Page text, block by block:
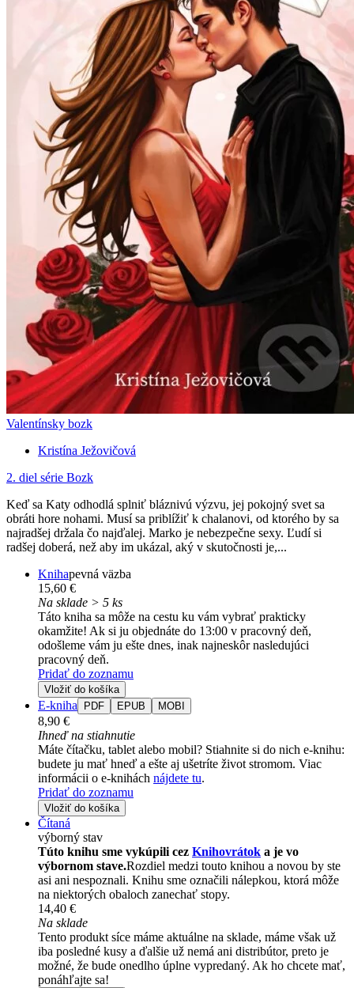
Valentínsky bozk
Kristína Ježovičová
2. diel série Bozk
Keď sa Katy odhodlá splniť bláznivú výzvu, jej pokojný svet sa
obráti hore nohami. Musí sa priblížiť k chalanovi, od ktorého by sa
najradšej držala čo najďalej. Marko je nebezpečne sexy. Ľudí si
radšej doberá, než aby im ukázal, aký v skutočnosti je,...
Knihapevná väzba
15,60 €
Na sklade > 5 ks
Táto kniha sa môže na cestu ku vám vybrať prakticky
okamžite! Ak si ju objednáte do 13:00 v pracovný deň,
odošleme vám ju ešte dnes, inak najneskôr nasledujúci
pracovný deň.
Pridať do zoznamu
Vložiť do košíka
E-kniha PDF EPUB MOBI
8,90 €
Ihneď na stiahnutie
Máte čítačku, tablet alebo mobil? Stiahnite si do nich e-knihu:
budete ju mať hneď a ešte aj ušetríte život stromom. Viac
informácii o e-knihách nájdete tu.
Pridať do zoznamu
Vložiť do košíka
Čítaná
výborný stav
Túto knihu sme vykúpili cez Knihovrátok a je vo
výbornom stave.Rozdiel medzi touto knihou a novou by ste
asi ani nespoznali. Knihu sme označili nálepkou, ktorá môže
na niektorých obaloch zanechať stopy.
14,40 €
Na sklade
Tento produkt síce máme aktuálne na sklade, máme však už
iba posledné kusy a ďalšie už nemá ani distribútor, preto je
možné, že bude onedlho úplne vypredaný. Ak ho chcete mať,
ponáhľajte sa!